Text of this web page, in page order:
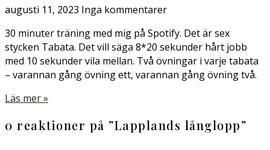
augusti 11, 2023 Inga kommentarer
30 minuter träning med mig på Spotify. Det är sex
stycken Tabata. Det vill säga 8*20 sekunder hårt jobb
med 10 sekunder vila mellan. Två övningar i varje tabata
– varannan gång övning ett, varannan gång övning två.
Läs mer »
0 reaktioner på ”Lapplands långlopp”